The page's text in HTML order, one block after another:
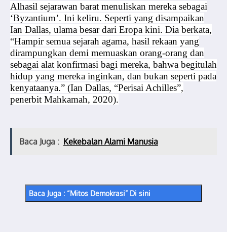
Alhasil sejarawan barat menuliskan mereka sebagai
‘Byzantium’. Ini keliru. Seperti yang disampaikan
Ian Dallas, ulama besar dari Eropa kini. Dia berkata,
“Hampir semua sejarah agama, hasil rekaan yang
dirampungkan demi memuaskan orang-orang dan
sebagai alat konfirmasi bagi mereka, bahwa begitulah
hidup yang mereka inginkan, dan bukan seperti pada
kenyataanya.” (Ian Dallas, “Perisai Achilles”,
penerbit Mahkamah, 2020).
Baca Juga : Kekebalan Alami Manusia
Baca Juga : “Mitos Demokrasi” Di sini